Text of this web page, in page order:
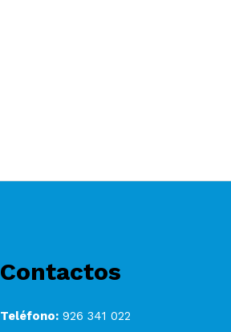
Contactos
Teléfono: 926 341 022